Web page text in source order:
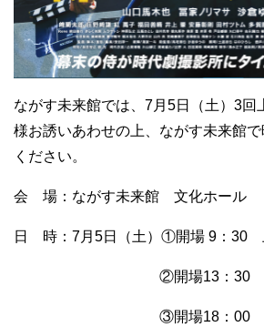
ながす未来館では、7月5日（土）3回
様お誘いあわせの上、ながす未来館
ください。
会 場：ながす未来館 文化ホール
日 時：7月5日（土）①開場 9：30
②開場13：30 上映
③開場18：00 上映